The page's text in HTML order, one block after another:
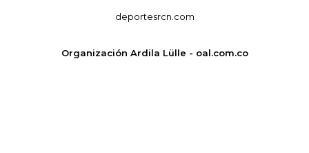
deportesrcn.com
Organización Ardila Lülle - oal.com.co